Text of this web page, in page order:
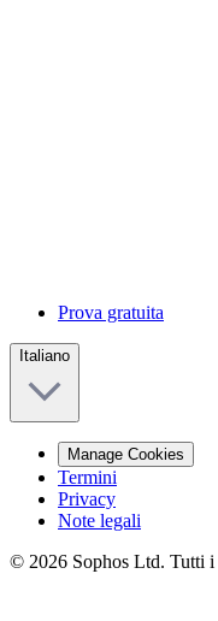
Prova gratuita
Italiano
Manage Cookies
Termini
Privacy
Note legali
© 2026 Sophos Ltd. Tutti